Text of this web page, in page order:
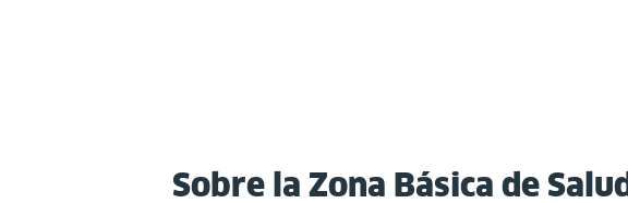
Sobre la Zona Básica de Salud